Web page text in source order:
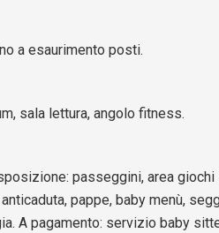
a esaurimento posti.
sala lettura, angolo fitness.
passeggini, area
pappe, baby menù,
A pagamento: servizio baby